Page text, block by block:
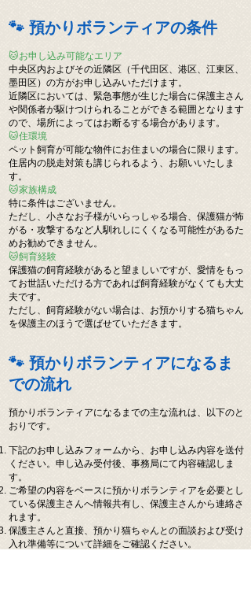
🐾 預かりボランティアの条件
🐱お申し込み可能なエリア
中央区内およびその近隣区（千代田区、港区、江東区、
墨田区）の方がお申し込みいただけます。
近隣区においては、緊急事態が生じた場合に保護主さん
や関係者が駆けつけられることができる範囲となります
ので、場所によってはお断るする場合があります。
🐱住環境
ペット飼育が可能な物件にお住まいの場合に限ります。
住居内の脱走対策も講じられるよう、お願いいたしま
す。
🐱家族構成
特に条件はございません。
ただし、小さなお子様がいらっしゃる場合、保護猫が怖
がる・攻撃するなど人馴れしにくくなる可能性があるた
めお勧めできません。
🐱飼育経験
保護猫の飼育経験があると望ましいですが、愛情をもっ
てお世話いただける方であれば飼育経験がなくても大丈
夫です。
ただし、飼育経験がない場合は、お預かりする猫ちゃん
を保護主のほうで選ばせていただきます。
🐾 預かりボランティアになるま
での流れ
預かりボランティアになるまでの主な流れは、以下のと
おりです。
下記のお申し込みフォームから、お申し込み内容を送付
ください。申し込み受付後、事務局にて内容確認しま
す。
ご希望の内容をベースに預かりボランティアを必要とし
ている保護主さんへ情報共有し、保護主さんから連絡さ
れます。
保護主さんと直接、預かり猫ちゃんとの面談および受け
入れ準備等について詳細をご確認ください。